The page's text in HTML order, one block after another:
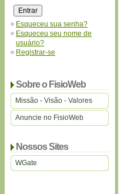
Esqueceu sua senha?
Esqueceu seu nome de
usuário?
Registrar-se
Sobre o FisioWeb
Missão - Visão - Valores
Anuncie no FisioWeb
Nossos Sites
WGate